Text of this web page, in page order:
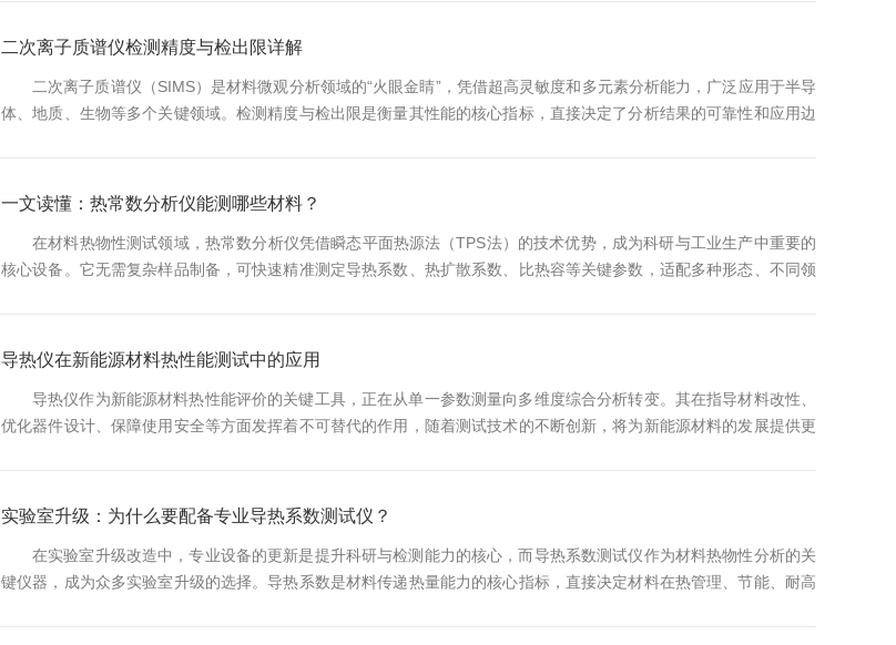
等无机材料的化学成分3.有机分子：高分子聚合物、...
二次离子质谱仪检测精度与检出限详解
二次离子质谱仪（SIMS）是材料微观分析领域的“火眼金睛”，凭借超高灵敏度和多元素分析能力，广泛应用于半导
体、地质、生物等多个关键领域。检测精度与检出限是衡量其性能的核心指标，直接决定了分析结果的可靠性和应用边
同类型SIMS的精度表现存在差异，磁扇型SIMS在同位素精...
一文读懂：热常数分析仪能测哪些材料？
在材料热物性测试领域，热常数分析仪凭借瞬态平面热源法（TPS法）的技术优势，成为科研与工业生产中重要的
核心设备。它无需复杂样品制备，可快速精准测定导热系数、热扩散系数、比热容等关键参数，适配多种形态、不同领
黄铜）、半导体、建筑材料（混凝土、水泥、木材）等，只需满足最小3m...
导热仪在新能源材料热性能测试中的应用
导热仪作为新能源材料热性能评价的关键工具，正在从单一参数测量向多维度综合分析转变。其在指导材料改性、
优化器件设计、保障使用安全等方面发挥着不可替代的作用，随着测试技术的不断创新，将为新能源材料的发展提供更
度快、适用范围广的特点，特别适合测量高导热材料或多层结构材料。激光闪射...
实验室升级：为什么要配备专业导热系数测试仪？
在实验室升级改造中，专业设备的更新是提升科研与检测能力的核心，而导热系数测试仪作为材料热物性分析的关
键仪器，成为众多实验室升级的选择。导热系数是材料传递热量能力的核心指标，直接决定材料在热管理、节能、耐高